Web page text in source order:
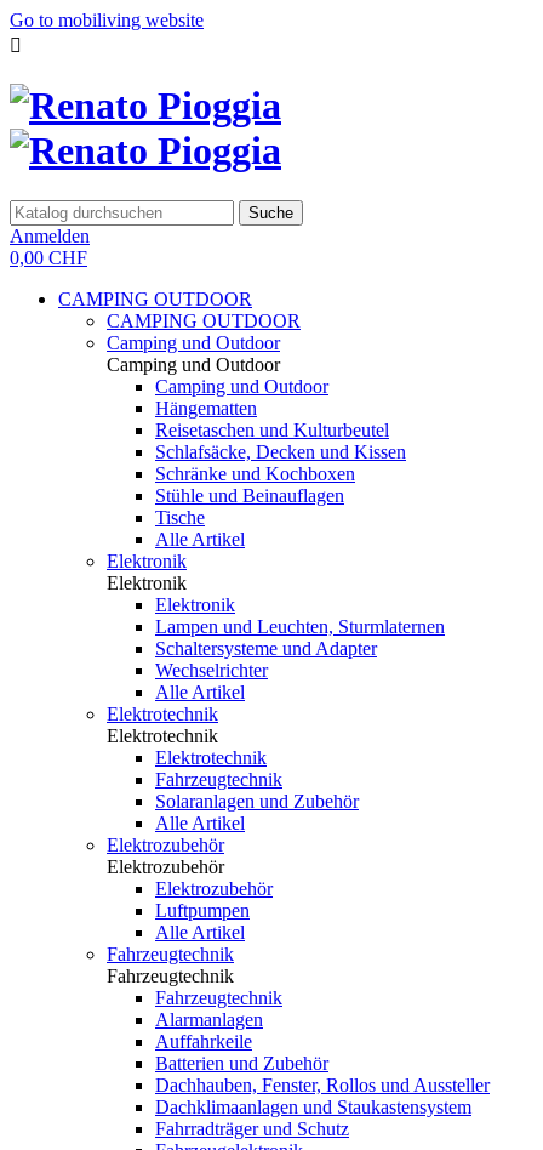
Go to mobiliving website

Suche
Anmelden
0,00 CHF
CAMPING OUTDOOR
CAMPING OUTDOOR
Camping und Outdoor
Camping und Outdoor
Camping und Outdoor
Hängematten
Reisetaschen und Kulturbeutel
Schlafsäcke, Decken und Kissen
Schränke und Kochboxen
Stühle und Beinauflagen
Tische
Alle Artikel
Elektronik
Elektronik
Elektronik
Lampen und Leuchten, Sturmlaternen
Schaltersysteme und Adapter
Wechselrichter
Alle Artikel
Elektrotechnik
Elektrotechnik
Elektrotechnik
Fahrzeugtechnik
Solaranlagen und Zubehör
Alle Artikel
Elektrozubehör
Elektrozubehör
Elektrozubehör
Luftpumpen
Alle Artikel
Fahrzeugtechnik
Fahrzeugtechnik
Fahrzeugtechnik
Alarmanlagen
Auffahrkeile
Batterien und Zubehör
Dachhauben, Fenster, Rollos und Aussteller
Dachklimaanlagen und Staukastensystem
Fahrradträger und Schutz